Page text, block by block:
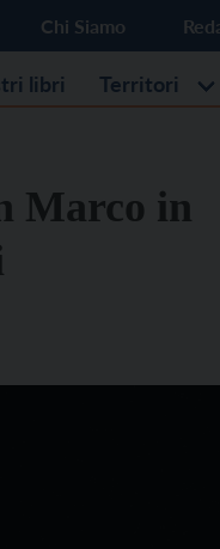
Chi Siamo
libri Territori
Marco in